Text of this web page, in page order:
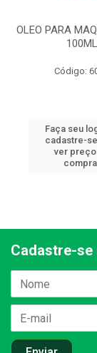
OLEO PARA
100ML
Código:
Faça seu
cadastre-
ver
Cadastre-